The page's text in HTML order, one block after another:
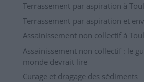
Terrassement par aspiration à
Terrassement par aspiration et
Assainissement non collectif à
Assainissement non collectif : le
monde devrait lire
Curage et dragage des sédiments